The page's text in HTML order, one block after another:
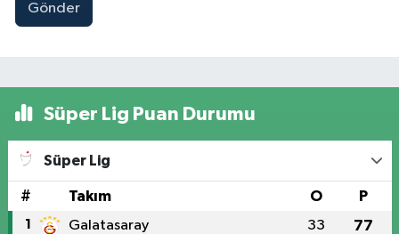
Gönder
Süper Lig Puan Durumu
Süper Lig
# Takım O P
1 Galatasaray 33 77